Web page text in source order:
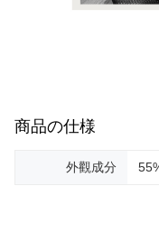
商品の仕様
外觀成分